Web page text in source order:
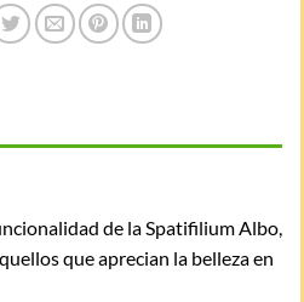
de la Spatifilium Albo,
que aprecian la belleza en